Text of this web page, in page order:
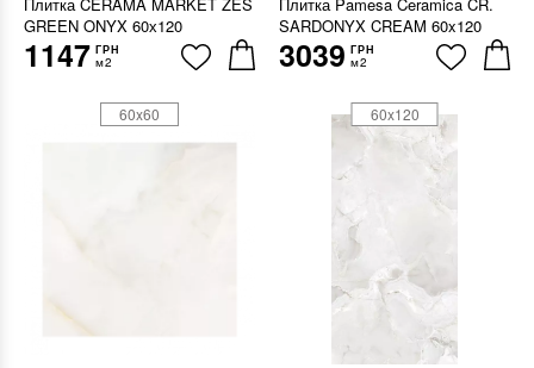
GREEN ONYX 60х120
1147 ГРН
м2
SARDONYX CREAM 60x120
3039 ГРН
м2
60x60 60x120